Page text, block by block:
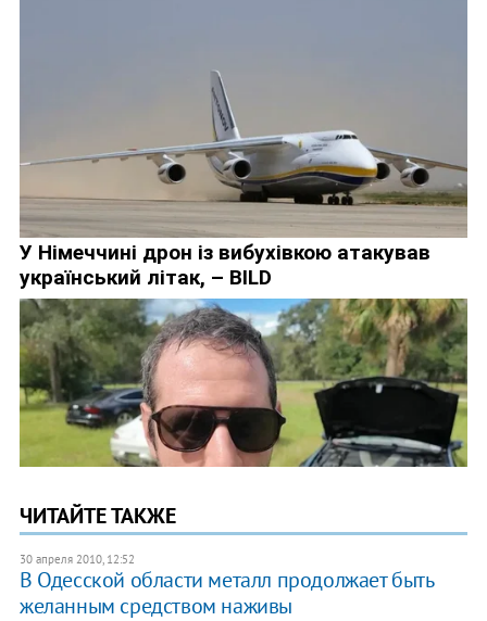
ЧИТАЙТЕ ТАКЖЕ
30 апреля 2010, 12:52
В Одесской области металл продолжает быть
желанным средством наживы